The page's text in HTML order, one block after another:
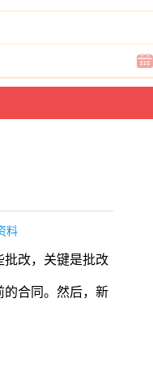
料
批改，关键是批改
的合同。然后，新